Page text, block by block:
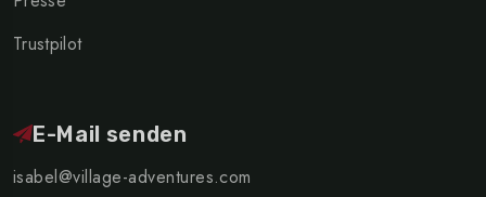
Trustpilot
E-Mail senden
isabel@village-adventures.com